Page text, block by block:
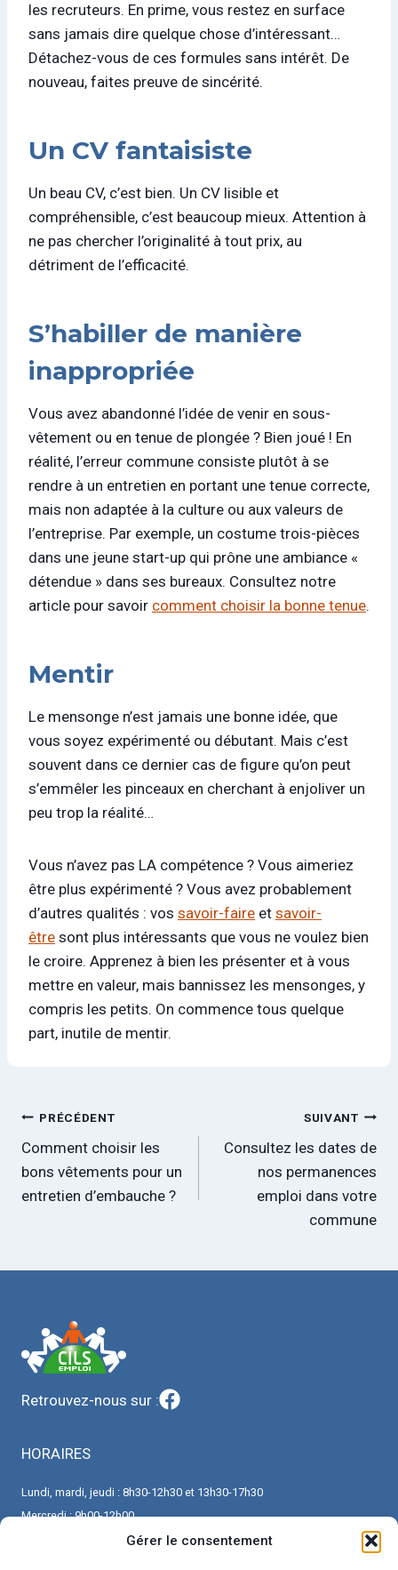
Gérer le consentement
les recruteurs. En prime, vous restez en surface
sans jamais dire quelque chose d’intéressant…
Détachez-vous de ces formules sans intérêt. De
nouveau, faites preuve de sincérité.
Un CV fantaisiste
Un beau CV, c’est bien. Un CV lisible et
compréhensible, c’est beaucoup mieux. Attention à
ne pas chercher l’originalité à tout prix, au
détriment de l’efficacité.
S’habiller de manière
inappropriée
Vous avez abandonné l’idée de venir en sous-
vêtement ou en tenue de plongée ? Bien joué ! En
réalité, l’erreur commune consiste plutôt à se
rendre à un entretien en portant une tenue correcte,
mais non adaptée à la culture ou aux valeurs de
l’entreprise. Par exemple, un costume trois-pièces
dans une jeune start-up qui prône une ambiance «
détendue » dans ses bureaux. Consultez notre
article pour savoir comment choisir la bonne tenue.
Mentir
Le mensonge n’est jamais une bonne idée, que
vous soyez expérimenté ou débutant. Mais c’est
souvent dans ce dernier cas de figure qu’on peut
s’emmêler les pinceaux en cherchant à enjoliver un
peu trop la réalité…
Vous n’avez pas LA compétence ? Vous aimeriez
être plus expérimenté ? Vous avez probablement
d’autres qualités : vos savoir-faire et savoir-
être sont plus intéressants que vous ne voulez bien
le croire. Apprenez à bien les présenter et à vous
mettre en valeur, mais bannissez les mensonges, y
compris les petits. On commence tous quelque
part, inutile de mentir.
Navigation
de
l’article
PRÉCÉDENT
Comment choisir les
bons vêtements pour un
entretien d’embauche ?
SUIVANT
Consultez les dates de
nos permanences
emploi dans votre
commune
Retrouvez-nous sur :
HORAIRES
Lundi, mardi, jeudi : 8h30-12h30 et 13h30-17h30
Mercredi : 9h00-12h00
Vendredi : 8h30-12h30 et 13h30-16h30